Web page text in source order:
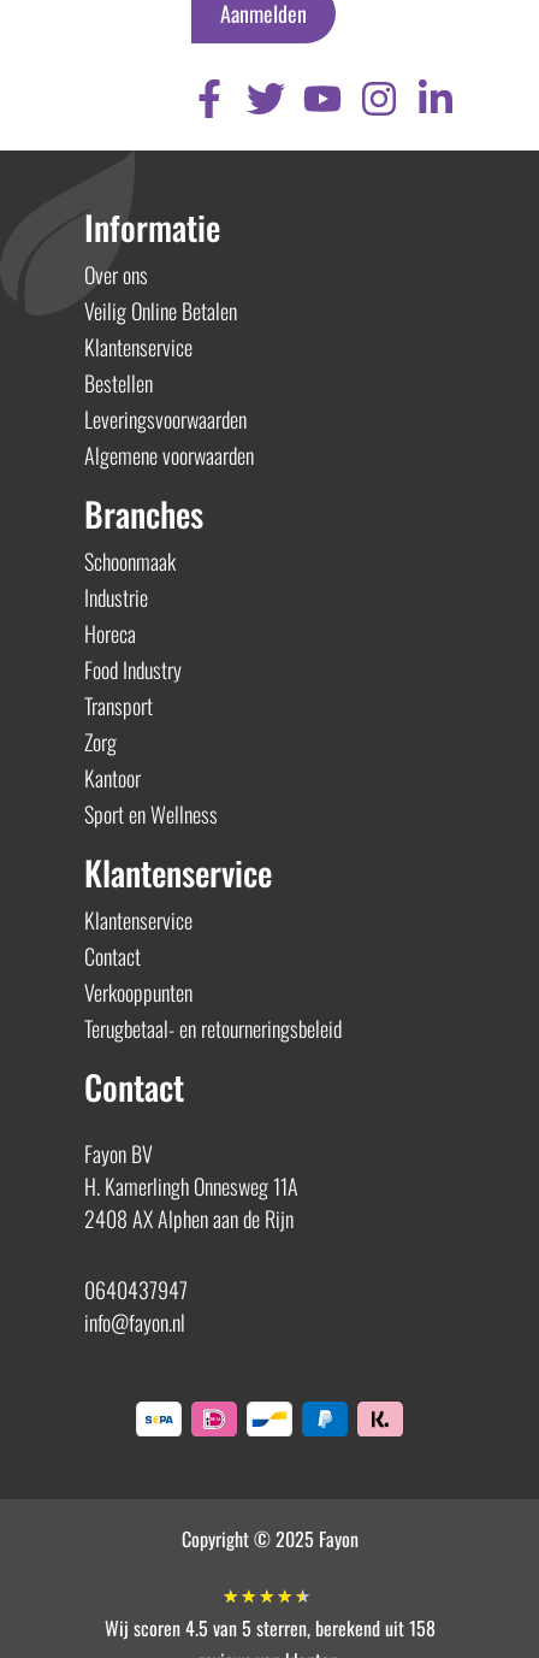
Aanmelden
Informatie
Over ons
Veilig Online Betalen
Klantenservice
Bestellen
Leveringsvoorwaarden
Algemene voorwaarden
Branches
Schoonmaak
Industrie
Horeca
Food Industry
Transport
Zorg
Kantoor
Sport en Wellness
Klantenservice
Klantenservice
Contact
Verkooppunten
Terugbetaal- en retourneringsbeleid
Contact
Fayon BV
H. Kamerlingh Onnesweg 11A
2408 AX Alphen aan de Rijn
0640437947
info@fayon.nl
Copyright © 2025 Fayon
★ ★ ★ ★ ★
Wij scoren 4.5 van 5 sterren, berekend uit 158